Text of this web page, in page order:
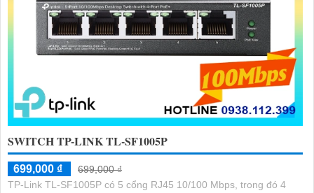
SWITCH TP-LINK TL-SF1005P
699,000 ₫
699,000 ₫
TP-Link TL-SF1005P có 5 cổng RJ45 10/100 Mbps, trong đó 4